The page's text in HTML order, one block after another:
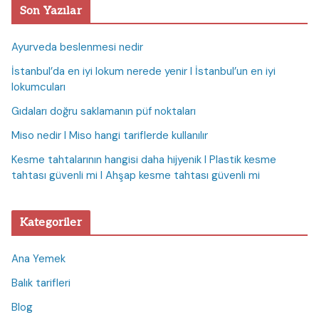
Son Yazılar
Ayurveda beslenmesi nedir
İstanbul’da en iyi lokum nerede yenir I İstanbul’un en iyi
lokumcuları
Gıdaları doğru saklamanın püf noktaları
Miso nedir I Miso hangi tariflerde kullanılır
Kesme tahtalarının hangisi daha hijyenik I Plastik kesme
tahtası güvenli mi I Ahşap kesme tahtası güvenli mi
Kategoriler
Ana Yemek
Balık tarifleri
Blog